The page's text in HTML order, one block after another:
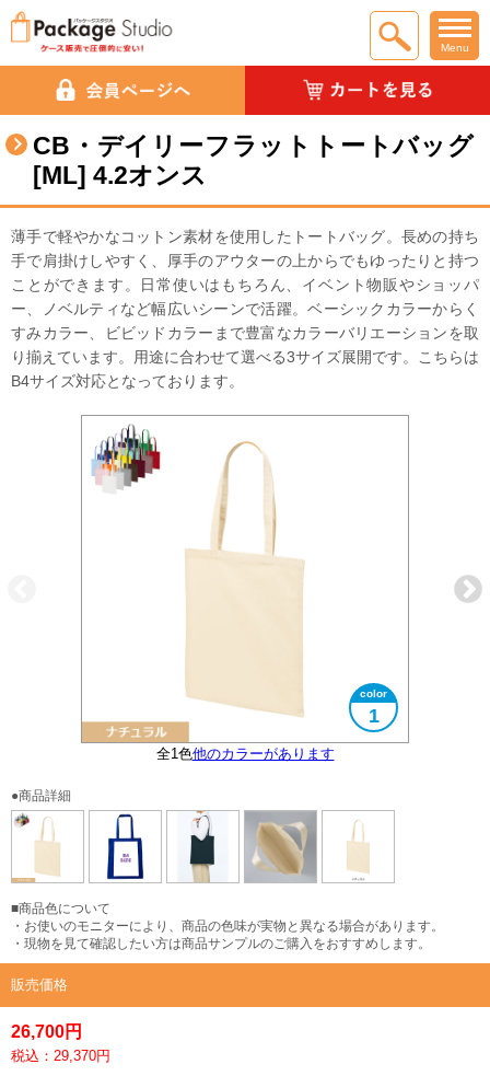
Menu
CB・デイリーフラットトートバッグ
[ML] 4.2オンス
薄手で軽やかなコットン素材を使用したトートバッグ。長めの持ち
手で肩掛けしやすく、厚手のアウターの上からでもゆったりと持つ
ことができます。日常使いはもちろん、イベント物販やショッパ
ー、ノベルティなど幅広いシーンで活躍。 ベーシックカラーからく
すみカラー、ビビッドカラーまで豊富なカラーバリエーションを取
り揃えています。用途に合わせて選べる3サイズ展開です。 こちらは
B4サイズ対応となっております。
全1色他のカラーがあります
1
B4サイズ対応
大きさイメージ
内側イメージ
●商品詳細
■商品色について
・お使いのモニターにより、商品の色味が実物と異なる場合があります。
・現物を見て確認したい方は商品サンプルのご購入をおすすめします。
販売価格
26,700円
税込：29,370円